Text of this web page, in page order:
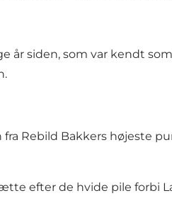
år siden, som var kendt
Rebild Bakkers højeste
efter de hvide pile forbi